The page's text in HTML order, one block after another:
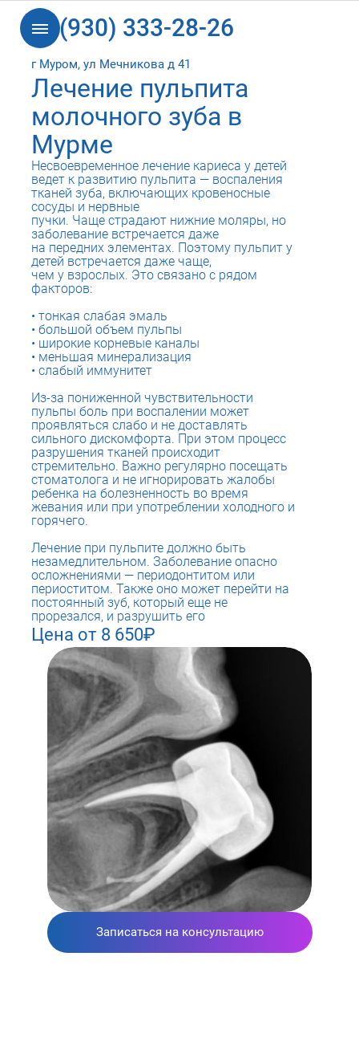
8 (930) 333-28-26
г Муром, ул Мечникова д 41
Лечение пульпита
молочного зуба в
Мурме
Несвоевременное лечение кариеса у детей
ведет к развитию пульпита — воспаления
тканей зуба, включающих кровеносные
сосуды и нервные
пучки. Чаще страдают нижние моляры, но
заболевание встречается даже
на передних элементах. Поэтому пульпит у
детей встречается даже чаще,
чем у взрослых. Это связано с рядом
факторов:
тонкая слабая эмаль
большой объем пульпы
широкие корневые каналы
меньшая минерализация
слабый иммунитет
Из-за пониженной чувствительности
пульпы боль при воспалении может
проявляться слабо и не доставлять
сильного дискомфорта. При этом процесс
разрушения тканей происходит
стремительно. Важно регулярно посещать
стоматолога и не игнорировать жалобы
ребенка на болезненность во время
жевания или при употреблении холодного и
горячего.
Лечение при пульпите должно быть
незамедлительном. Заболевание опасно
осложнениями — периодонтитом или
периоститом. Также оно может перейти на
постоянный зуб, который еще не
прорезался, и разрушить его
Цена от 8 650₽
Записаться на консультацию